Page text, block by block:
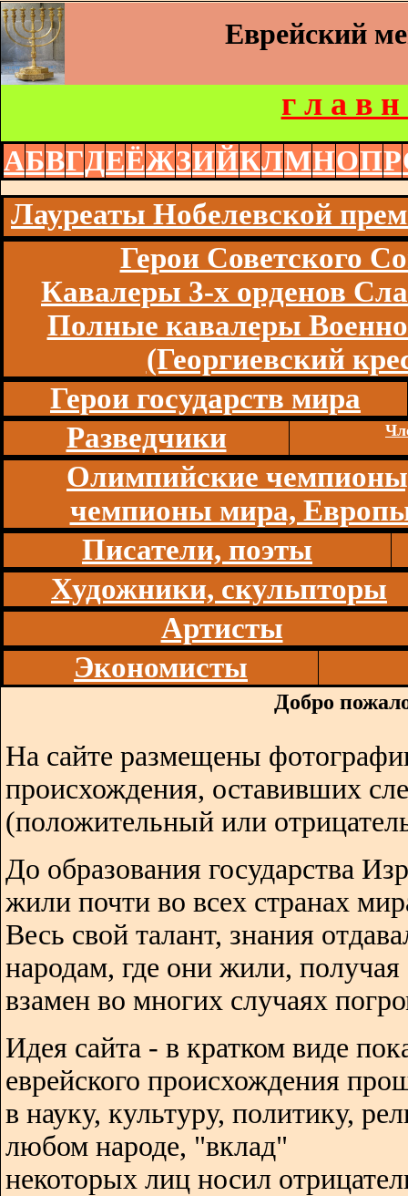
Еврейский
г л а в н
АБВГДЕЁЖЗИЙКЛМНОПР
Лауреаты Нобелевской
Герои Советского
Кавалеры 3-х орденов
Полные кавалеры
(Георгиевский
Герои государств мира
Разведчики
Олимпийские
чемпионы мира,
Писатели, поэты
Художники, скульпторы
Артисты
Экономисты
Добро
На сайте размещены
происхождения, оставивших
(положительный или
До образования государства
жили почти во всех странах
Весь свой талант, знания
народам, где они жили, получая
взамен во многих случаях
Идея сайта - в кратком виде
еврейского происхождения
в науку, культуру, политику,
любом народе, "вклад"
некоторых лиц носил